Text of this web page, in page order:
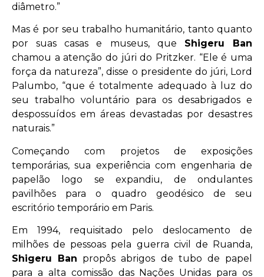
diâmetro.”
Mas é por seu trabalho humanitário, tanto quanto
por suas casas e museus, que Shigeru Ban
chamou a atenção do júri do Pritzker. “Ele é uma
força da natureza”, disse o presidente do júri, Lord
Palumbo, “que é totalmente adequado à luz do
seu trabalho voluntário para os desabrigados e
despossuídos em áreas devastadas por desastres
naturais.”
Começando com projetos de exposições
temporárias, sua experiência com engenharia de
papelão logo se expandiu, de ondulantes
pavilhões para o quadro geodésico de seu
escritório temporário em Paris.
Em 1994, requisitado pelo deslocamento de
milhões de pessoas pela guerra civil de Ruanda,
Shigeru Ban propôs abrigos de tubo de papel
para a alta comissão das Nações Unidas para os